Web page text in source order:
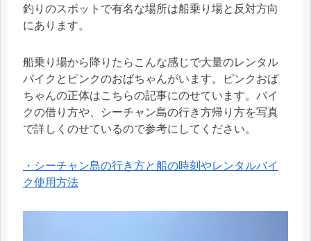
釣りのスポットで有名な場所は船乗り場と反対方向
にあります。
船乗り場から降りたらこんな感じで大量のレンタル
バイクとピンクのおばちゃんがいます。ピンクおば
ちゃんの正体はこちらの記事にのせています。バイ
クの借り方や、シーチャン島の行き方帰り方を写真
で詳しくのせているので参考にしてください。
・シーチャン島の行き方と船の時刻やレンタルバイ
ク使用方法